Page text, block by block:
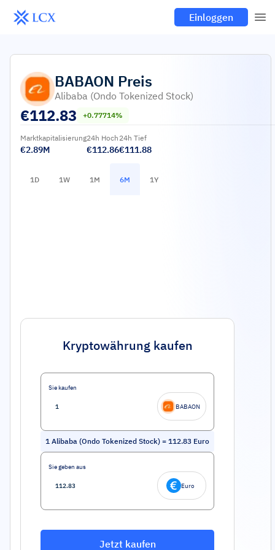
Einloggen
BABAON Preis
Alibaba (Ondo Tokenized Stock)
€112.83 +0.77714%
Marktkapitalisierung
€2.89M
24h Hoch
€112.86
24h Tief
€111.88
1D 1W 1M 6M 1Y
Kryptowährung kaufen
Sie kaufen
BABAON
1 Alibaba (Ondo Tokenized Stock) = 112.83 Euro
Sie geben aus
Euro
Jetzt kaufen